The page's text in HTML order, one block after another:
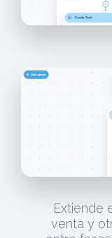
Extiende
venta y